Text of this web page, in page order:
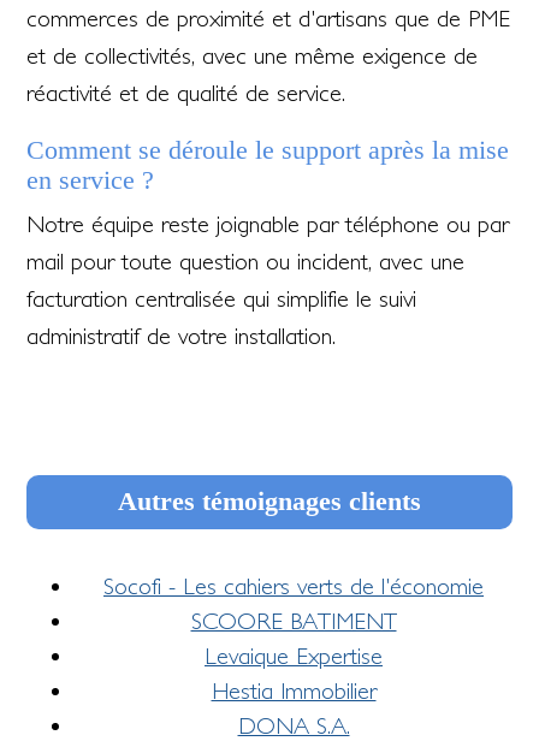
commerces de proximité et d'artisans que de PME
et de collectivités, avec une même exigence de
réactivité et de qualité de service.
Comment se déroule le support après la mise
en service ?
Notre équipe reste joignable par téléphone ou par
mail pour toute question ou incident, avec une
facturation centralisée qui simplifie le suivi
administratif de votre installation.
Autres témoignages clients
Socofi - Les cahiers verts de l'économie
SCOORE BATIMENT
Levaique Expertise
Hestia Immobilier
DONA S.A.